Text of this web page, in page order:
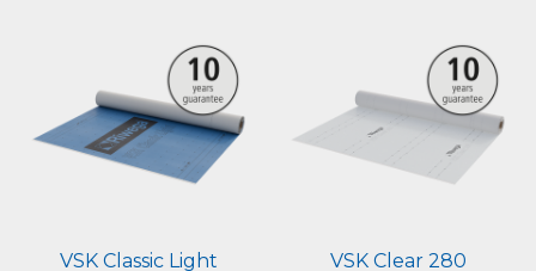
VSK Classic Light VSK Clear 280